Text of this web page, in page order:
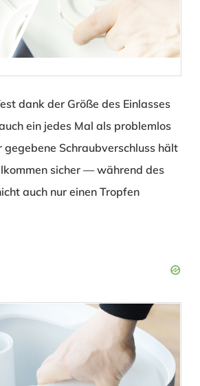
dank der Größe des Einlasses
ein jedes Mal als problemlos
gegebene Schraubverschluss hält
sicher — während des
auch nur einen Tropfen